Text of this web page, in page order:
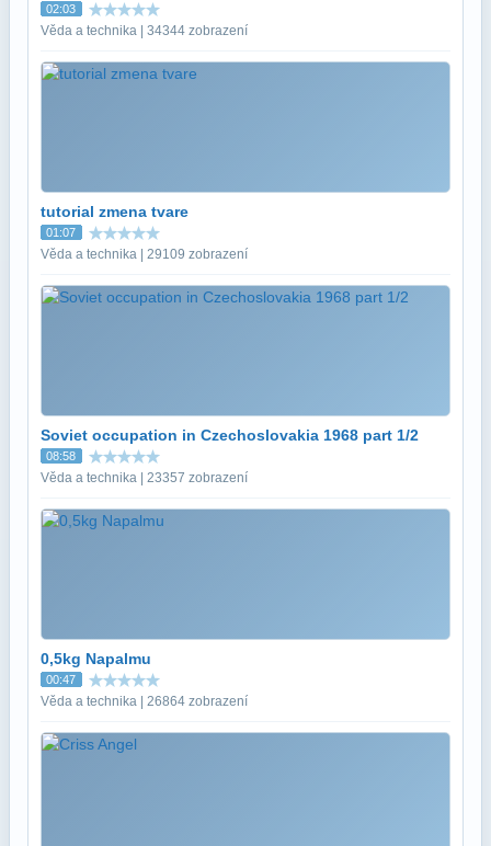
02:03
Věda a technika | 34344 zobrazení
tutorial zmena tvare
01:07
Věda a technika | 29109 zobrazení
Soviet occupation in Czechoslovakia 1968 part 1/2
08:58
Věda a technika | 23357 zobrazení
0,5kg Napalmu
00:47
Věda a technika | 26864 zobrazení